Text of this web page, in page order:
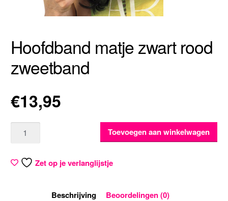
Hoofdband matje zwart rood
zweetband
€13,95
Aantal Toevoegen aan winkelwagen
Zet op je verlanglijstje
Beschrijving Beoordelingen (0)